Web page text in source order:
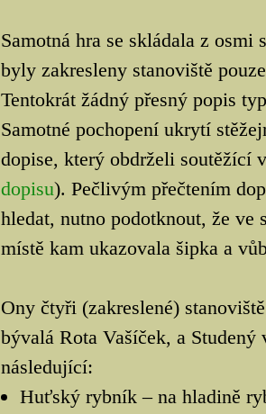
Samotná hra se skládala z
byly zakresleny stanoviště
Tentokrát žádný přesný popis
Samotné pochopení ukrytí
dopise, který obdrželi soutěžící
dopisu). Pečlivým přečtením
hledat, nutno podotknout, že ve
místě kam ukazovala šipka a
Ony čtyři (zakreslené)
bývalá Rota Vašíček, a
následující:
Huťský rybník – na hladině